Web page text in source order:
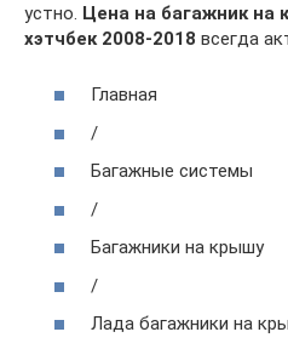
устно. Цена на багажник на
хэтчбек 2008-2018 всегда
Главная
/
Багажные системы
/
Багажники на крышу
/
Лада багажники на